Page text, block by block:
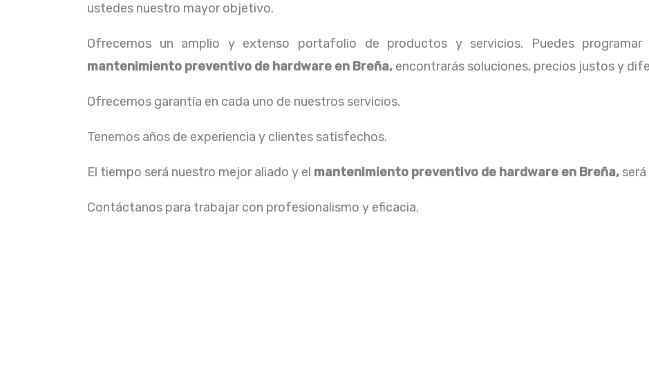
ustedes nuestro mayor objetivo.
Ofrecemos un amplio y extenso portafolio de productos y servicios. Puedes
mantenimiento preventivo de hardware en Breña, encontrarás soluciones, precios justos y
Ofrecemos garantía en cada uno de nuestros servicios.
Tenemos años de experiencia y clientes satisfechos.
El tiempo será nuestro mejor aliado y el mantenimiento preventivo de hardware en Breña,
Contáctanos para trabajar con profesionalismo y eficacia.